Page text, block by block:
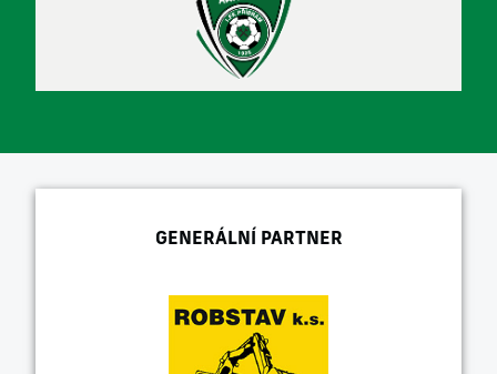
GENERÁLNÍ PARTNER